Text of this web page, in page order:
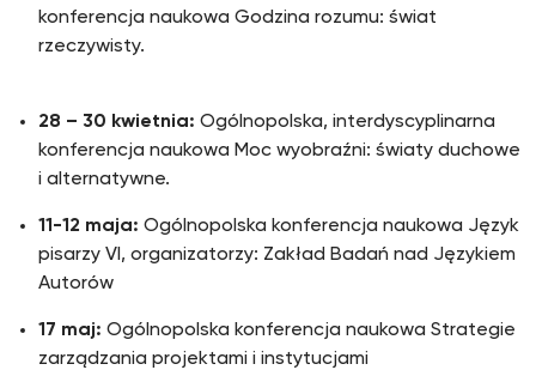
konferencja naukowa Godzina rozumu: świat
rzeczywisty.
28 – 30 kwietnia: Ogólnopolska, interdyscyplinarna
konferencja naukowa Moc wyobraźni: światy duchowe
i alternatywne.
11-12 maja: Ogólnopolska konferencja naukowa Język
pisarzy VI, organizatorzy: Zakład Badań nad Językiem
Autorów
17 maj: Ogólnopolska konferencja naukowa Strategie
zarządzania projektami i instytucjami